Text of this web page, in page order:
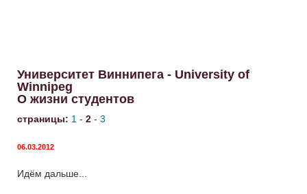
Университет Виннипега - University of
Winnipeg
О жизни студентов
страницы: 1 - 2 - 3
06.03.2012
Идём дальше...